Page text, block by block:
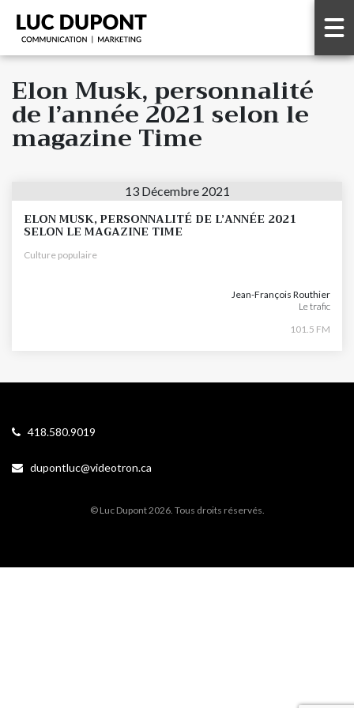
Elon Musk, personnalité
de l’année 2021 selon le
magazine Time
13 Décembre 2021
ELON MUSK, PERSONNALITÉ DE L’ANNÉE 2021
SELON LE MAGAZINE TIME
Culture populaire
Jean-François Routhier
Le trafic
101.5 FM
418.580.9019
dupontluc@videotron.ca
© Luc Dupont 2026. Tous droits réservés.